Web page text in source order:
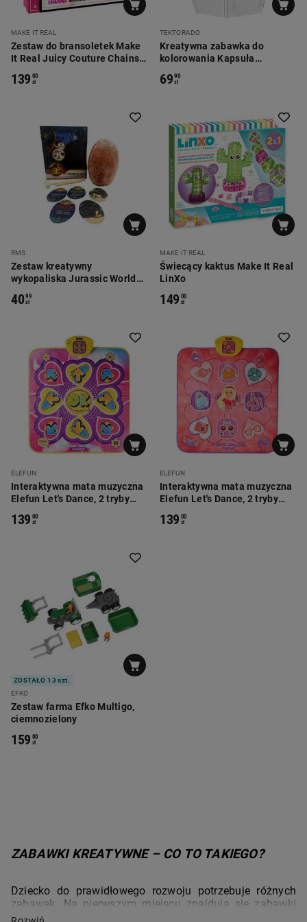
MAKE IT REAL
Zestaw do bransoletek Make
It Real Juicy Couture Chains
139 00
zł
TEKTORADO
Kreatywna zabawka do
kolorowania Kapsuła
tektura
6990
zł
RMS
Zestaw kreatywny
wykopaliska Jurassic World
4099
zł
MAKE IT REAL
Świecący kaktus Make It Real
LinXo
149 00
zł
ELEFUN
Interaktywna mata muzyczna
Elefun Let's Dance, 2 tryby
139 00
zł
ELEFUN
Interaktywna mata muzyczna
Elefun Let's Dance, 2 tryby
139 00
zł
ZOSTAŁO 13 szt.
EFKO
Zestaw farma Efko Multigo,
ciemnozielony
159 00
zł
ZABAWKI KREATYWNE – CO TO TAKIEGO?
Dziecko do prawidłowego rozwoju potrzebuje różnych
zabawek. Na pierwszym miejscu znajdują się zabawki
kreatywne, które motywują do znajdowania odpowiedzi i